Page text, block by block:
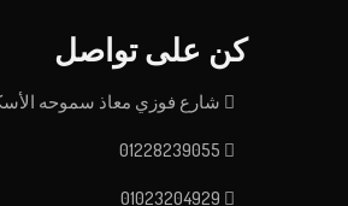
كن على تواصل
شارع فوزي معاذ سموحه